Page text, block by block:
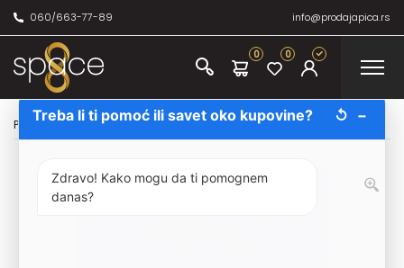
060/663-77-89 info@prodajapica.rs
0 0
Početna/Žestina/Viski/Tenjaku Pure Malt Japanese Whisky 70cl
Treba li ti pomoć ili savet oko kupovine? ↺ −
Zdravo! Kako mogu da ti pomognem
danas?